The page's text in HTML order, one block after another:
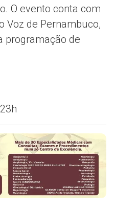
O evento conta com
Voz de Pernambuco,
programação de